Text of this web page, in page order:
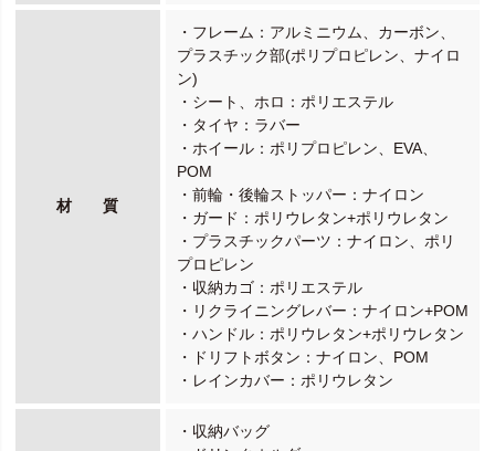
材 質
・フレーム：アルミニウム、カーボン、
プラスチック部(ポリプロピレン、ナイロ
ン)
・シート、ホロ：ポリエステル
・タイヤ：ラバー
・ホイール：ポリプロピレン、EVA、
POM
・前輪・後輪ストッパー：ナイロン
・ガード：ポリウレタン+ポリウレタン
・プラスチックパーツ：ナイロン、ポリ
プロピレン
・収納カゴ：ポリエステル
・リクライニングレバー：ナイロン+POM
・ハンドル：ポリウレタン+ポリウレタン
・ドリフトボタン：ナイロン、POM
・レインカバー：ポリウレタン
・収納バッグ